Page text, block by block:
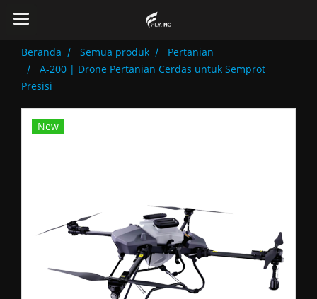
Beranda Semua produk
Pertanian
A-200 | Drone Pertanian Cerdas untuk Semprot
Presisi
New